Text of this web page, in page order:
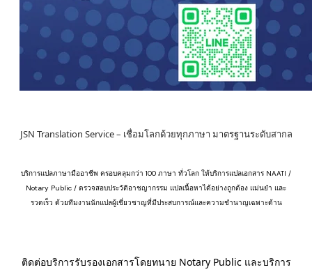
JSN Translation Service – เชื่อมโลกด้วยทุกภาษา มาตรฐานระดับสากล
บริการแปลภาษามืออาชีพ ครอบคลุมกว่า 100 ภาษา ทั่วโลก ให้บริการแปลเอกสาร NAATI /
Notary Public / ตรวจสอบประวัติอาชญากรรม แปลเนื้อหาได้อย่างถูกต้อง แม่นยำ และ
รวดเร็ว ด้วยทีมงานนักแปลผู้เชี่ยวชาญที่มีประสบการณ์และความชำนาญเฉพาะด้าน
ติดต่อบริการรับรองเอกสารโดยทนาย Notary Public และบริการ